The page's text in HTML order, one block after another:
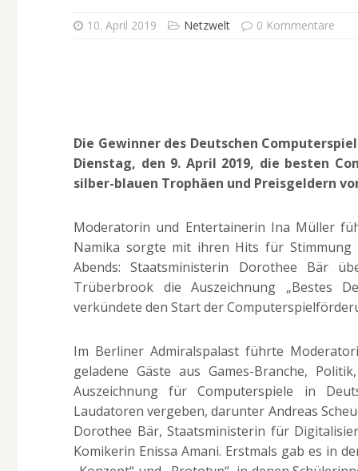
10. April 2019 Netzwelt 0 Kommentare
Die Gewinner des Deutschen
Dienstag, den 9. April 2019, die besten
silber-blauen Trophäen und Preisgeldern
Moderatorin und Entertainerin Ina Müller
Namika sorgte mit ihren Hits für Stimmung
Abends: Staatsministerin Dorothee Bär
Trüberbrook die Auszeichnung „Bestes
verkündete den Start der
Im Berliner Admiralspalast führte
geladene Gäste aus Games-Branche,
Auszeichnung für Computerspiele in
Laudatoren vergeben, darunter Andreas
Dorothee Bär, Staatsministerin für
Komikerin Enissa Amani. Erstmals gab es in